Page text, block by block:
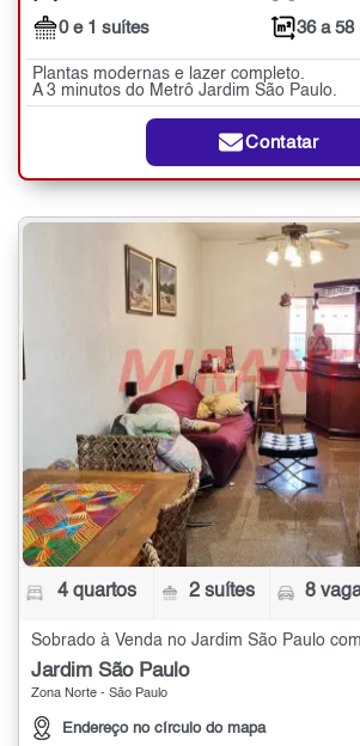
0 e 1 suítes 36 a 58
Plantas modernas e lazer completo.
A 3 minutos do Metrô Jardim São Paulo.
Contatar
4 quartos 2 suítes 8
Sobrado à Venda no Jardim São Paulo
Jardim São Paulo
Zona Norte - São Paulo
Endereço no círculo do mapa